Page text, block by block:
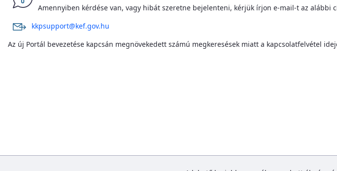
Amennyiben kérdése van, vagy hibát szeretne bejelenteni, kérjük írjon e-mail-t az alábbi
kkpsupport@kef.gov.hu
Az új Portál bevezetése kapcsán megnövekedett számú megkeresések miatt a kapcsolatfelvétel